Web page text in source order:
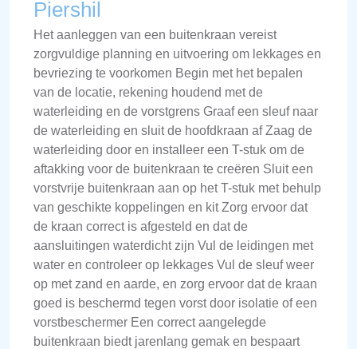
Piershil
Het aanleggen van een buitenkraan vereist
zorgvuldige planning en uitvoering om lekkages en
bevriezing te voorkomen Begin met het bepalen
van de locatie, rekening houdend met de
waterleiding en de vorstgrens Graaf een sleuf naar
de waterleiding en sluit de hoofdkraan af Zaag de
waterleiding door en installeer een T-stuk om de
aftakking voor de buitenkraan te creëren Sluit een
vorstvrije buitenkraan aan op het T-stuk met behulp
van geschikte koppelingen en kit Zorg ervoor dat
de kraan correct is afgesteld en dat de
aansluitingen waterdicht zijn Vul de leidingen met
water en controleer op lekkages Vul de sleuf weer
op met zand en aarde, en zorg ervoor dat de kraan
goed is beschermd tegen vorst door isolatie of een
vorstbeschermer Een correct aangelegde
buitenkraan biedt jarenlang gemak en bespaart